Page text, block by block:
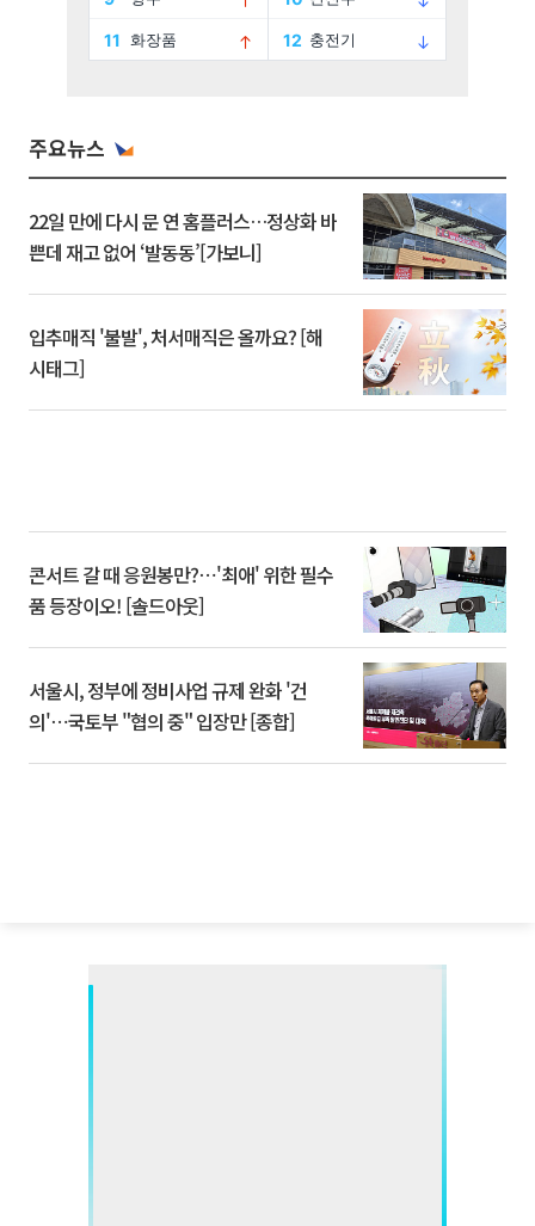
주요뉴스
22일 만에 다시 문 연 홈플러스…정상화 바
쁜데 재고 없어 ‘발동동’[가보니]
입추매직 '불발', 처서매직은 올까요? [해
시태그]
콘서트 갈 때 응원봉만?⋯'최애' 위한 필수
품 등장이오! [솔드아웃]
서울시, 정부에 정비사업 규제 완화 '건
의'⋯국토부 "협의 중" 입장만 [종합]